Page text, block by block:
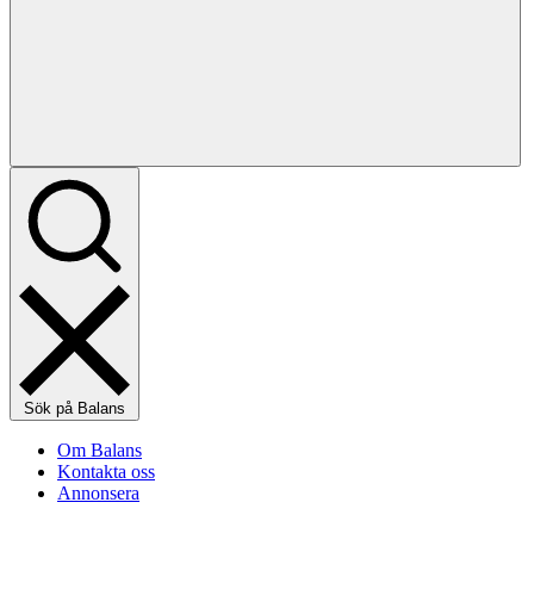
Sök på Balans
Om Balans
Kontakta oss
Annonsera